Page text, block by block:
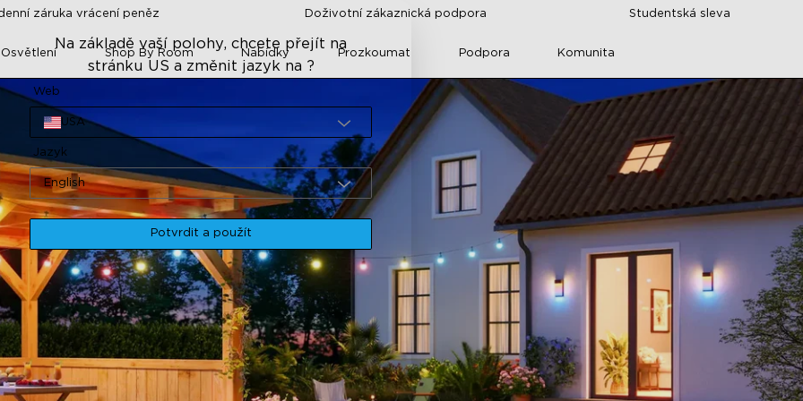
záruka vrácení peněz Doživotní zákaznická podpora Studentská sleva
Shop By Room Nabídky Prozkoumat Podpora Komunita
Na základě vaší polohy, chcete přejít na
stránku US a změnit jazyk na ?
Web
USA
Jazyk
English
Potvrdit a použít